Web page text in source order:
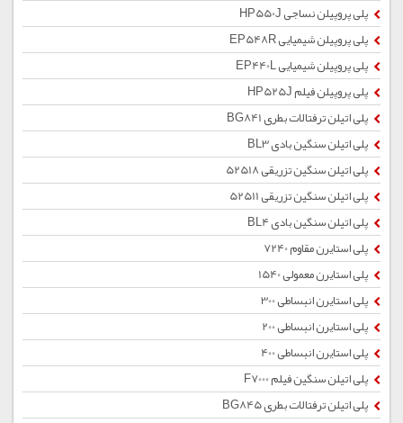
پلی پروپیلن نساجی HP550J
پلی پروپیلن شیمیایی EP548R
پلی پروپیلن شیمیایی EP440L
پلی پروپیلن فیلم HP525J
پلی اتیلن ترفتالات بطری BG841
پلی اتیلن سنگین بادی BL3
پلی اتیلن سنگین تزریقی 52518
پلی اتیلن سنگین تزریقی 52511
پلی اتیلن سنگین بادی BL4
پلی استایرن مقاوم 7240
پلی استایرن معمولی 1540
پلی استایرن انبساطی 300
پلی استایرن انبساطی 200
پلی استایرن انبساطی 400
پلی اتیلن سنگین فیلم F7000
پلی اتیلن ترفتالات بطری BG845